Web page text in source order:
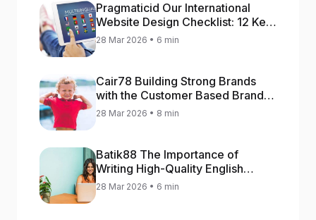
Pragmaticid Our International
Website Design Checklist: 12 Key
Stages
28 Mar 2026 • 6 min
Cair78 Building Strong Brands
with the Customer Based Brand
Equity (CBBE) Model
28 Mar 2026 • 8 min
Batik88 The Importance of
Writing High-Quality English
Content
28 Mar 2026 • 6 min